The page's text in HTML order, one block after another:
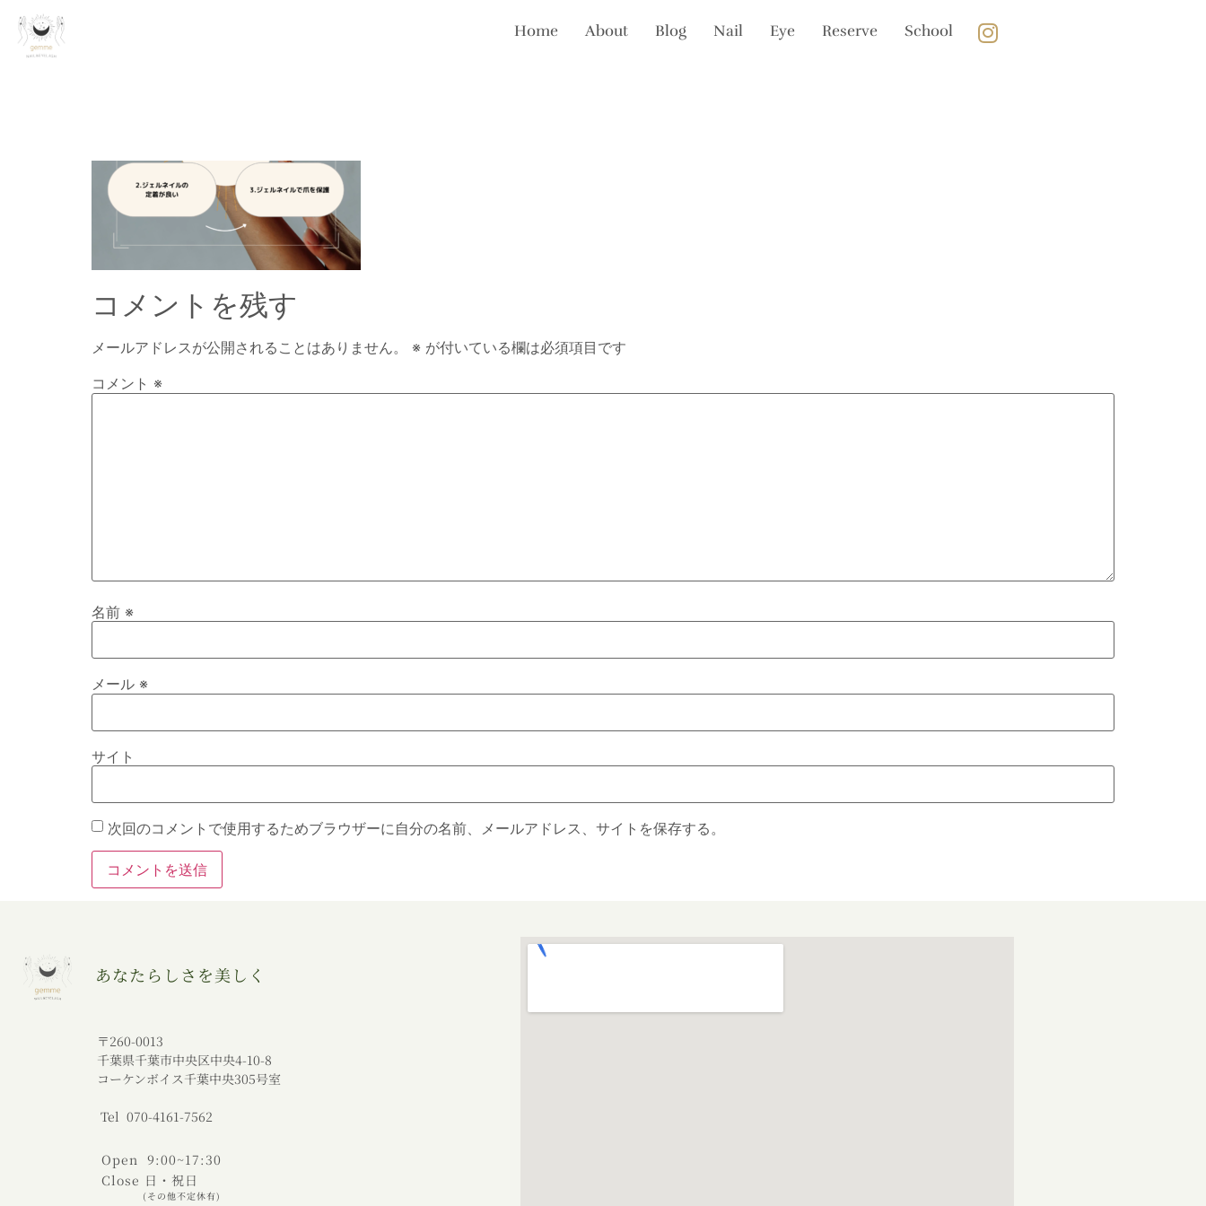
Home About Blog Nail Eye Reserve School
コメントを残す
メールアドレスが公開されることはありません。 ※ が付いている欄は必須項目です
コメント ※
名前 ※
メール ※
サイト
次回のコメントで使用するためブラウザーに自分の名前、メールアドレス、サイトを保存する。
あなたらしさを美しく
〒260-0013
千葉県千葉市中央区中央4-10-8
コーケンボイス千葉中央305号室
Tel 070-4161-7562
Open 9:00~17:30
Close 日・祝日
(その他不定休有)